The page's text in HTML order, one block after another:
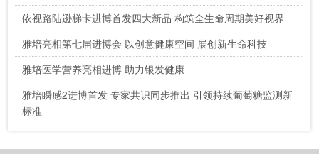
依视路陆逊梯卡进博首发四大新品 构筑全生命周期美好视界
雅培亮相第七届进博会 以创意健康空间 展创新生命科技
雅培医学营养亮相进博 助力银发健康
雅培瞬感2进博首发 专家共识同步推出 引领持续葡萄糖监测新
标准